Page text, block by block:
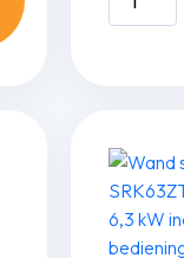
W
2,5
kW
inclusief